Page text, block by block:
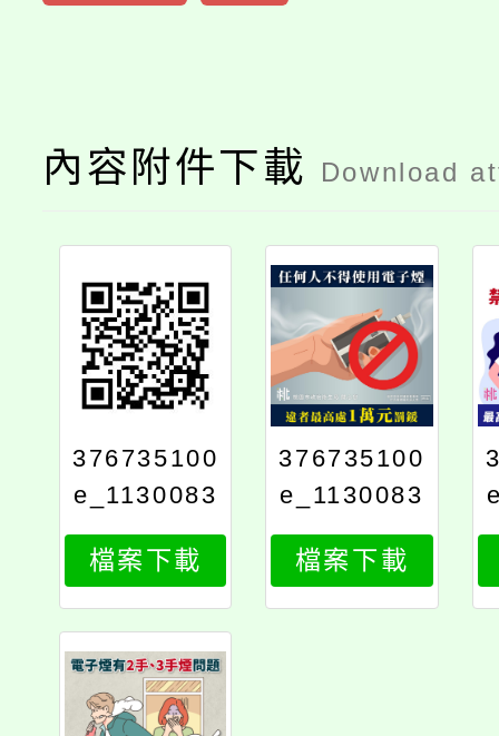
內容附件下載 Download
376735100
e_1130083
017_attach
4
檔案下載
376735100
e_1130083
017_attach
3
檔案下載